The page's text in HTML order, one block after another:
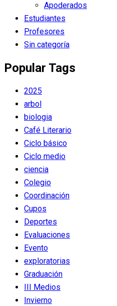
Apoderados
Estudiantes
Profesores
Sin categoría
Popular Tags
2025
arbol
biologia
Café Literario
Ciclo básico
Ciclo medio
ciencia
Colegio
Coordinación
Cupos
Deportes
Evaluaciones
Evento
exploratorias
Graduación
III Medios
Invierno